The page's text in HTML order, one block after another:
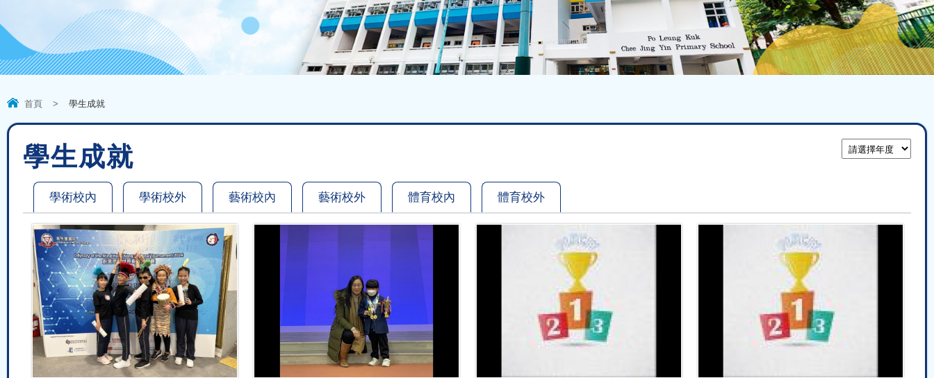
首頁 > 學生成就
學生成就
學術校內 學術校外 藝術校內 藝術校外 體育校內 體育校外